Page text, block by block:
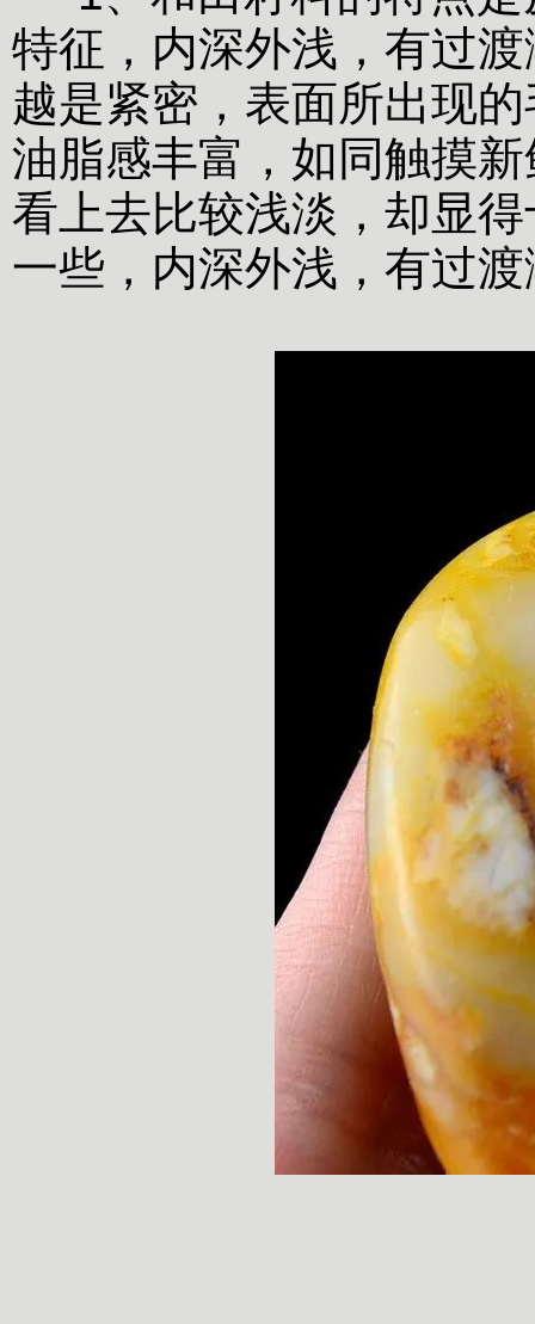
特征，内深外浅，有过
越是紧密，表面所出现
油脂感丰富，如同触摸
看上去比较浅淡，却显
一些，内深外浅，有过